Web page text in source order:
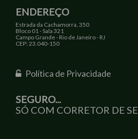
ENDEREÇO
Estrada da Cachamorra, 350
Bloco 01 - Sala 321
Campo Grande - Rio de Janeiro - RJ
CEP: 23.040-150
Política de Privacidade
SEGURO...
SÓ COM CORRETOR DE